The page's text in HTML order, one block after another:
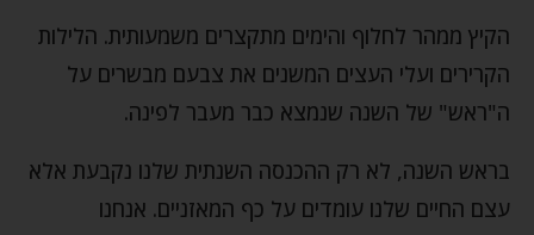
הקיץ ממהר לחלוף והימים מתקצרים משמעותית. הלילות
הקרירים ועלי העצים המשנים את צבעם מבשרים על
ה"ראש" של השנה שנמצא כבר מעבר לפינה.
בראש השנה, לא רק ההכנסה השנתית שלנו נקבעת אלא
עצם החיים שלנו עומדים על כף המאזניים. אנחנו